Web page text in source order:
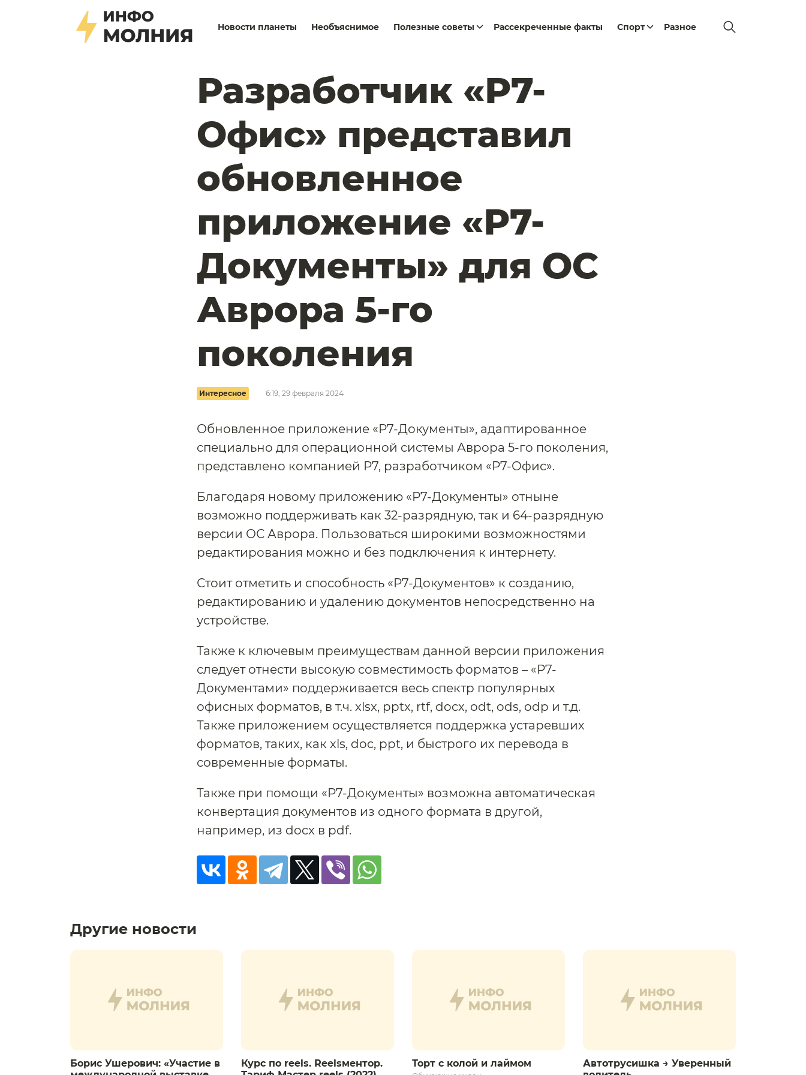
Новости планеты Необъяснимое Полезные советы Рассекреченные факты Спорт Разное
Разработчик «Р7-
Офис» представил
обновленное
приложение «Р7-
Документы» для ОС
Аврора 5-го
поколения
Интересное 6:19, 29 февраля 2024
Обновленное приложение «Р7-Документы», адаптированное
специально для операционной системы Аврора 5-го поколения,
представлено компанией Р7, разработчиком «Р7-Офис».
Благодаря новому приложению «Р7-Документы» отныне
возможно поддерживать как 32-разрядную, так и 64-разрядную
версии ОС Аврора. Пользоваться широкими возможностями
редактирования можно и без подключения к интернету.
Стоит отметить и способность «Р7-Документов» к созданию,
редактированию и удалению документов непосредственно на
устройстве.
Также к ключевым преимуществам данной версии приложения
следует отнести высокую совместимость форматов – «Р7-
Документами» поддерживается весь спектр популярных
офисных форматов, в т.ч. xlsx, pptx, rtf, docx, odt, ods, odp и т.д.
Также приложением осуществляется поддержка устаревших
форматов, таких, как xls, doc, ppt, и быстрого их перевода в
современные форматы.
Также при помощи «Р7-Документы» возможна автоматическая
конвертация документов из одного формата в другой,
например, из docx в pdf.
Другие новости
Борис Ушерович: «Участие в
Курс по reels. Reelsментор.
Торт с колой и лаймом
Автотрусишка → Уверенный